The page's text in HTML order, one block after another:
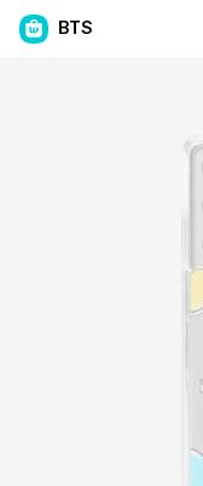
BTS